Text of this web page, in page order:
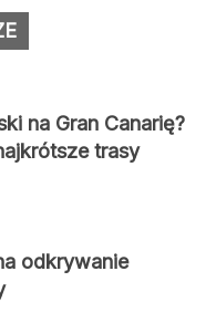
na Gran Canarię?
trasy
odkrywanie